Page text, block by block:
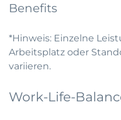
Benefits
*Hinweis: Einzelne
Arbeitsplatz oder
variieren.
Work-Life-